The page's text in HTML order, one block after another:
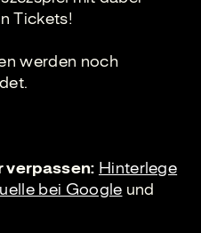
Tickets!
werden noch
verpassen: Hinterlege
bei Google und